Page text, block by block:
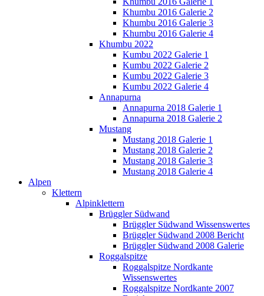
Khumbu 2016 Galerie 2
Khumbu 2016 Galerie 3
Khumbu 2016 Galerie 4
Khumbu 2022
Kumbu 2022 Galerie 1
Kumbu 2022 Galerie 2
Kumbu 2022 Galerie 3
Kumbu 2022 Galerie 4
Annapurna
Annapurna 2018 Galerie 1
Annapurna 2018 Galerie 2
Mustang
Mustang 2018 Galerie 1
Mustang 2018 Galerie 2
Mustang 2018 Galerie 3
Mustang 2018 Galerie 4
Alpen
Klettern
Alpinklettern
Brüggler Südwand
Brüggler Südwand Wissenswertes
Brüggler Südwand 2008 Bericht
Brüggler Südwand 2008 Galerie
Roggalspitze
Roggalspitze Nordkante
Wissenswertes
Roggalspitze Nordkante 2007